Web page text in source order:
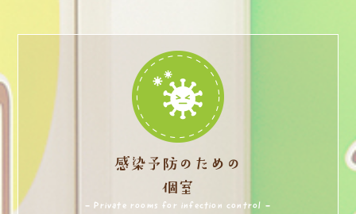
感染予防のための
個室
- Private rooms for infection control -